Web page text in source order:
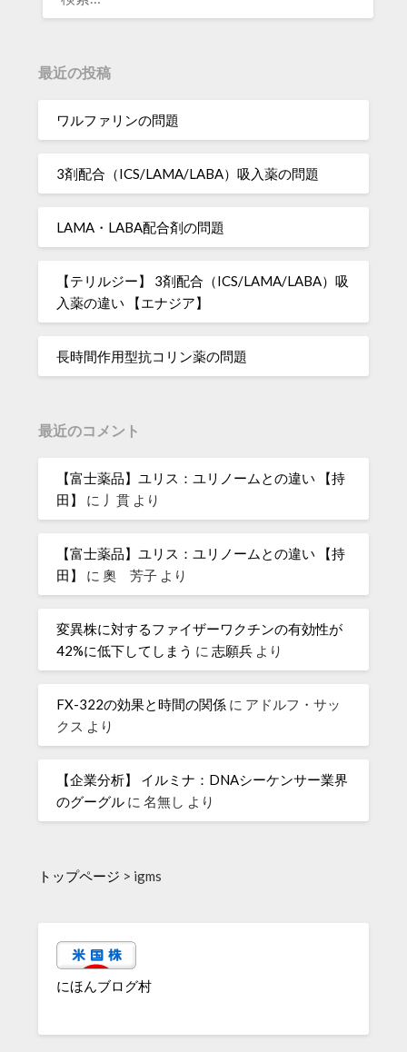
最近の投稿
ワルファリンの問題
3剤配合（ICS/LAMA/LABA）吸入薬の問題
LAMA・LABA配合剤の問題
【テリルジー】 3剤配合（ICS/LAMA/LABA）吸
入薬の違い 【エナジア】
長時間作用型抗コリン薬の問題
最近のコメント
【富士薬品】ユリス：ユリノームとの違い 【持
田】
に 丿貫 より
【富士薬品】ユリス：ユリノームとの違い 【持
田】
に奧 芳子 より
変異株に対するファイザーワクチンの有効性が
42%に低下してしまう に志願兵 より
FX-322の効果と時間の関係 に アドルフ・サッ
クス より
【企業分析】 イルミナ：DNAシーケンサー業界
のグーグル に名無し より
トップページ > igms
にほんブログ村